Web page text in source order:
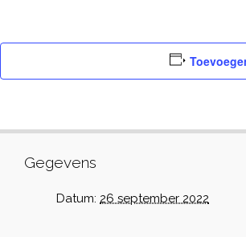
Gegevens
Datum: 26 september 2022